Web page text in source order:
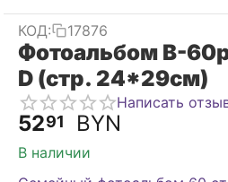
КОД: 17876
Фотоальбом B-
D (стр. 24*29см)
Написать
5291 BYN
В наличии